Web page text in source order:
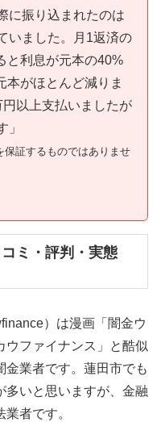
に振り込まれたのは
いました。月1返済の
と利息が元本の40%
本がほとんど減りま
以上支払いましたが
」
証するものではありませ
ミ・評判・実態
）は漫画「闇金ウ
ウファイナンス」と酷似
金業者です。蓮田市でも
多いと思いますが、金融
者です。